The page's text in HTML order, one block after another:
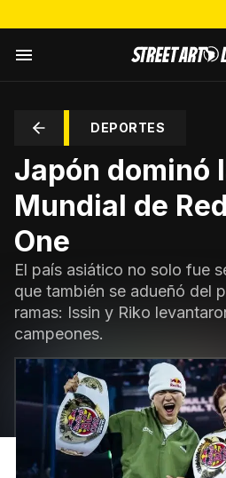
DEPORTES
Japón dominó
Mundial de
One
El país asiático no solo fue
que también se adueñó del
ramas: Issin y Riko
campeones.